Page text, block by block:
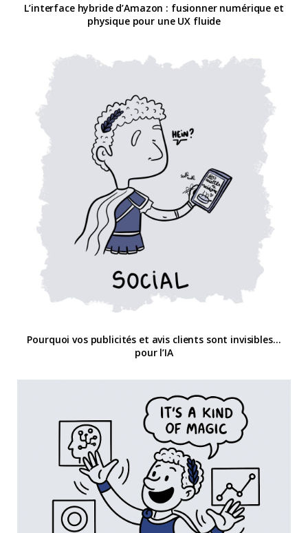
L’interface hybride d’Amazon : fusionner numérique et
physique pour une UX fluide
Pourquoi vos publicités et avis clients sont invisibles…
pour l’IA